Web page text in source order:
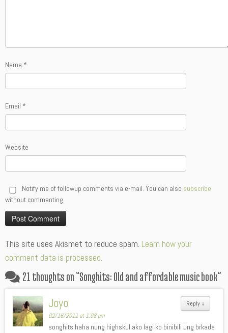
Name *
Email *
Website
Notify me of followup comments via e-mail. You can also subscribe
without commenting.
This site uses Akismet to reduce spam. Learn how your
comment data is processed.
21 thoughts on “Songhits: Old and affordable music book”
Reply ↓
Joyo
02/16/2011 at 1:08 pm
songhits haha nung highskul ako lagi ko binibili ung brkada